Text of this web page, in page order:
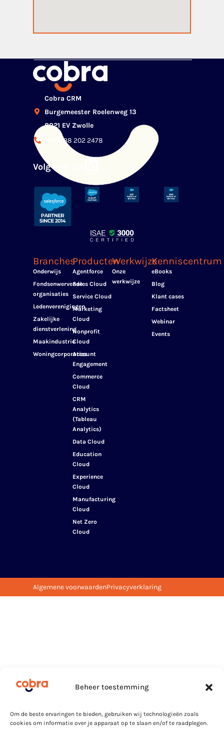
Beheer toestemming
Om de beste ervaringen te bieden, gebruiken wij technologieën zoals
cookies om informatie over je apparaat op te slaan en/of te raadplegen.
Cobra CRM
Burgemeester Roelenweg 13
8021 EV Zwolle
+31(0)38 202 2478
Volg ons via
Branches
Onderwijs
Fondsenwervende
organisaties
Ledenverenigingen
Zakelijke
dienstverlening
Maakindustrie
Woningcorporaties
Producten
Agentforce
Sales Cloud
Service Cloud
Marketing
Cloud
Nonprofit
Cloud
Account
Engagement
Commerce
Cloud
CRM
Analytics
(Tableau
Analytics)
Data Cloud
Education
Cloud
Experience
Cloud
Manufacturing
Cloud
Net Zero
Cloud
Werkwijze
Onze
werkwijze
Kenniscentrum
eBooks
Blog
Klant cases
Factsheet
Webinar
Events
Algemene voorwaardenPrivacyverklaring